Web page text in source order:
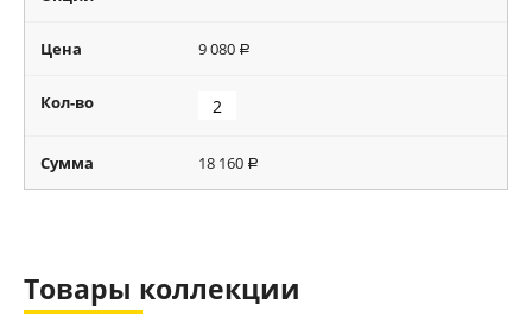
Цена 9 080 Р
Кол-во
Сумма 18 160 Р
Товары коллекции